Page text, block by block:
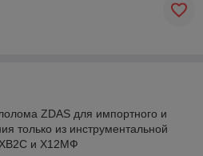
ZDAS для импортного и
только из инструментальной
и Х12МФ